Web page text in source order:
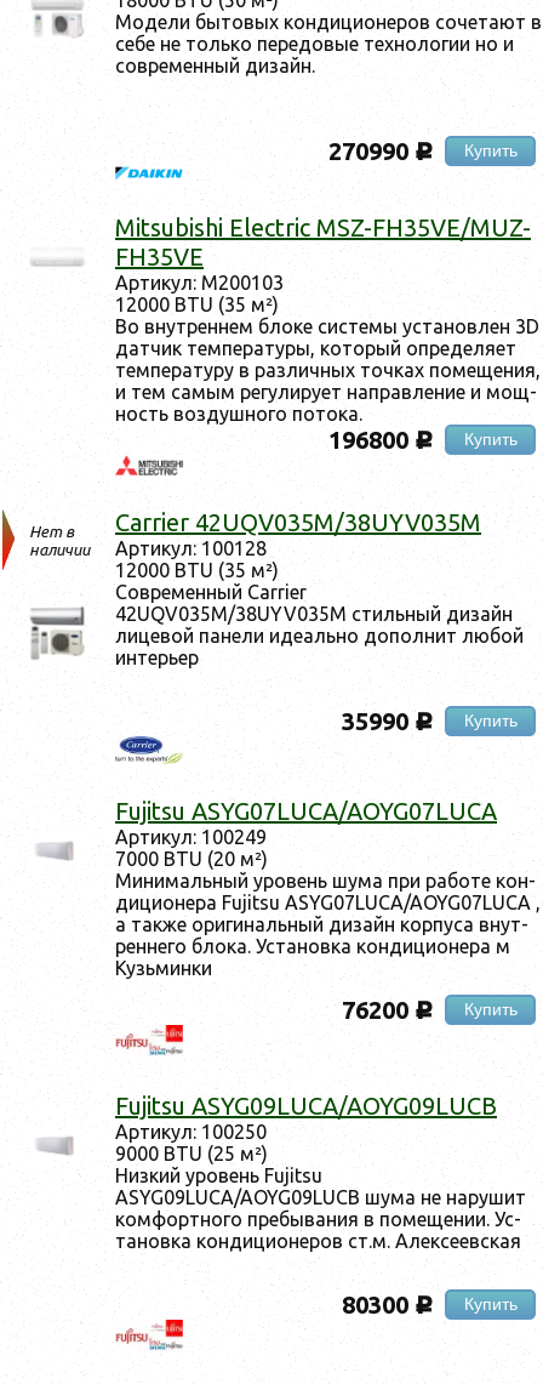
Мо­дели бы­товых кон­ди­ци­оне­ров со­чета­ют в
се­бе не толь­ко пе­редо­вые тех­но­логии но и
сов­ре­мен­ный ди­зайн.
270990 c Купить
Mitsubishi Electric MSZ-FH35VE/MUZ-
FH35VE
Ар­ти­кул: M200103
12000 BTU (35 м²)
Во внут­реннем бло­ке сис­те­мы ус­та­нов­лен 3D
дат­чик тем­пе­рату­ры, ко­торый оп­ре­деля­ет
тем­пе­рату­ру в раз­личных точ­ках по­меще­ния,
и тем са­мым ре­гули­ру­ет нап­равле­ние и мощ­
ность воз­душно­го по­тока.
196800 c Купить
Нет в
наличии
Carrier 42UQV035M/38UYV035M
Ар­ти­кул: 100128
12000 BTU (35 м²)
Сов­ре­мен­ный Carrier
42UQV035M/38UYV035M стиль­ный ди­зайн
ли­цевой па­нели иде­аль­но до­пол­нит лю­бой
ин­терь­ер
35990 c Купить
Fujitsu ASYG07LUCA/AOYG07LUCA
Ар­ти­кул: 100249
7000 BTU (20 м²)
Ми­нималь­ный уро­вень шу­ма при ра­боте кон­
ди­ци­оне­ра Fujitsu ASYG07LUCA/AOYG07LUCA ,
а так­же ори­гиналь­ный ди­зайн кор­пу­са внут­
ренне­го бло­ка. Ус­та­нов­ка кон­ди­ци­оне­ра м
Кузь­мин­ки
76200 c Купить
Fujitsu ASYG09LUCA/AOYG09LUCB
Ар­ти­кул: 100250
9000 BTU (25 м²)
Низ­кий уро­вень Fujitsu
ASYG09LUCA/AOYG09LUCB шу­ма не на­рушит
ком­фор­тно­го пре­быва­ния в по­меще­нии. Ус­
та­нов­ка кон­ди­ци­оне­ров ст.м. Алек­се­ев­ская
80300 c Купить